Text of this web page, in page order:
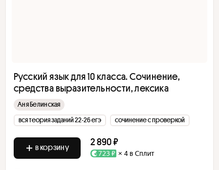
Русский язык для 10 класса. Сочинение,
средства выразительности, лексика
Аня Белинская
вся теория заданий 22-26 егэ
сочинение с проверкой
в корзину 2 890 ₽
723 ₽ × 4 в Сплит